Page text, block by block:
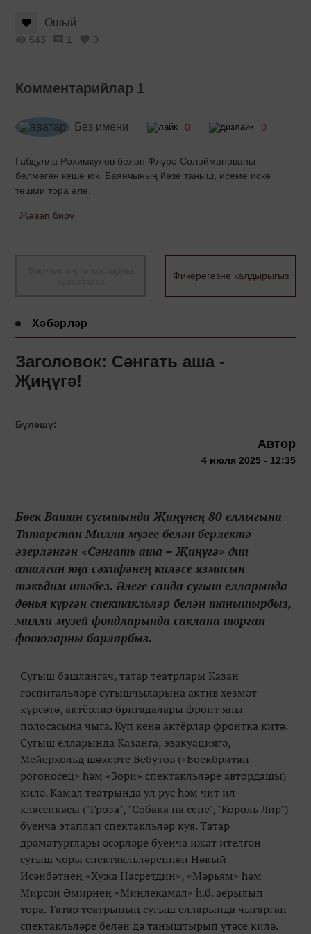
Ошый
543 1 0
Комментарийлар 1
Без имени 0 0
Габдулла Рәхимкулов белән Флүрә Сөләйманованы
белмәгән кеше юк. Баянчының йөзе таныш, исеме искә
төшми тора әле.
Җавап бирү
Фикерегезне калдырыгыз
Хәбәрләр
Заголовок: Сәнгать аша -
Җиңүгә!
Бүлешү:
Автор
4 июля 2025 - 12:35
Бөек Ватан сугышында Җиңүнең 80 еллыгына
Татарстан Милли музее белән берлектә
әзерләнгән «Сәнгать аша – Җиңүгә» дип
аталган яңа сәхифәнең киләсе язмасын
тәкъдим итәбез. Әлеге санда сугыш елларында
дөнья күргән спектакльләр белән танышырбыз,
милли музей фондларында саклана торган
фотоларны барларбыз.
Сугыш башлангач, татар театрлары Казан
госпитальләре сугышчыларына актив хезмәт
күрсәтә, актёрлар бригадалары фронт яны
полосасына чыга. Күп кенә актёрлар фронтка китә.
Сугыш елларында Казанга, эвакуациягә,
Мейерхольд шәкерте Бебутов («Бөекбритан
рогоносец» һәм «Зори» спектакльләре автордашы)
килә. Камал театрында ул рус һәм чит ил
классикасы ("Гроза", "Собака на сене", "Король Лир")
буенча этаплап спектакльләр куя. Татар
драматурглары әсәрләре буенча иҗат ителгән
сугыш чоры спектакльләреннән Нәкый
Исәнбәтнең «Хужа Насретдин», «Мәрьям» һәм
Мирсәй Әмирнең «Миңлекамал» һ.б. аерылып
тора. Татар театрының сугыш елларында чыгарган
спектакльләре белән дә таныштырып үтәсе килә.